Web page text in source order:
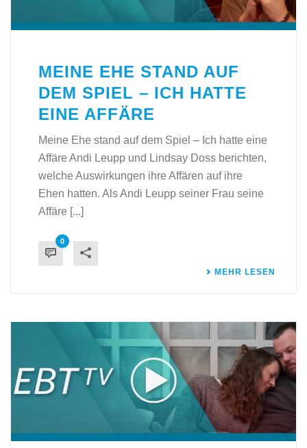
MEINE EHE STAND AUF
DEM SPIEL – ICH HATTE
EINE AFFÄRE
Meine Ehe stand auf dem Spiel – Ich hatte eine
Affäre Andi Leupp und Lindsay Doss berichten,
welche Auswirkungen ihre Affären auf ihre
Ehen hatten. Als Andi Leupp seiner Frau seine
Affäre [...]
0
MEHR LESEN